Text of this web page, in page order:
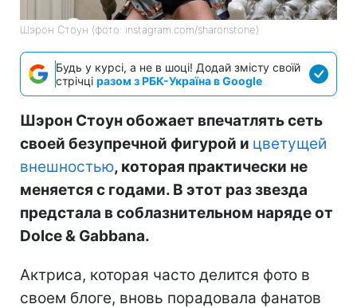
Шэрон Стоун (фото: instagram.com/sharonstone)
Будь у курсі, а не в шоці! Додай змісту своїй
стрічці разом з РБК-Україна в Google
Шэрон Стоун обожает впечатлять сеть
своей безупречной фигурой и цветущей
внешностью, которая практически не
меняется с годами. В этот раз звезда
предстала в соблазнительном наряде от
Dolce & Gabbana.
Актриса, которая часто делится фото в
своем блоге, вновь порадовала фанатов